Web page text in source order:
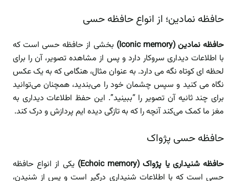
حافظه نمادین؛ از انواع حافظه حسی
حافظه نمادین (Iconic memory)
بخشی از حافظه حسی است که
با اطلاعات دیداری سروکار دارد و پس از مشاهده تصویر، آن را برای
لحظه ای کوتاه نگه می دارد. به عنوان مثال، هنگامی که به یک عکس
نگاه می کنید و سپس چشمان خود را می‌بندید، همچنان می‌توانید
برای چند ثانیه آن تصویر را “ببینید”. این حفظ اطلاعات دیداری به
مغز ما کمک می‌کند آنچه را که به تازگی دیده ایم پردازش و درک کند.
حافظه حسی پژواک
حافظه شنیداری یا پژواک (Echoic memory)
یکی از انواع حافظه
حسی است که با اطلاعات شنیداری درگیر است و پس از شنیدن،